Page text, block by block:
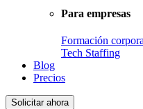
Para empresas
Formación
Tech Staffing
Blog
Precios
Solicitar ahora